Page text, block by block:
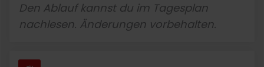
Den Ablauf kannst du im Tagesplan
nachlesen. Änderungen vorbehalten.